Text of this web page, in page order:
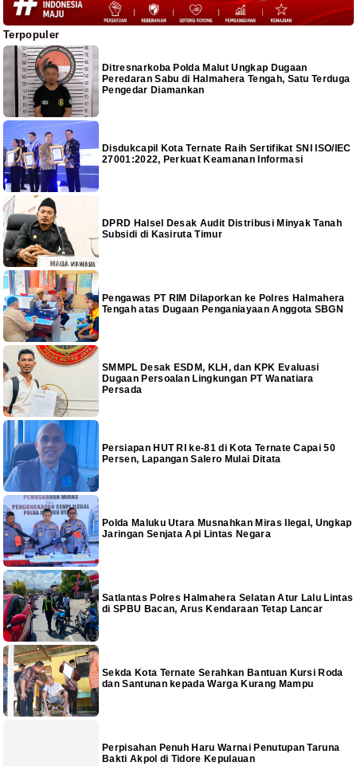
Terpopuler
Ditresnarkoba Polda Malut Ungkap Dugaan
Peredaran Sabu di Halmahera Tengah, Satu Terduga
Pengedar Diamankan
Disdukcapil Kota Ternate Raih Sertifikat SNI ISO/IEC
27001:2022, Perkuat Keamanan Informasi
DPRD Halsel Desak Audit Distribusi Minyak Tanah
Subsidi di Kasiruta Timur
Pengawas PT RIM Dilaporkan ke Polres Halmahera
Tengah atas Dugaan Penganiayaan Anggota SBGN
SMMPL Desak ESDM, KLH, dan KPK Evaluasi
Dugaan Persoalan Lingkungan PT Wanatiara
Persada
Persiapan HUT RI ke-81 di Kota Ternate Capai 50
Persen, Lapangan Salero Mulai Ditata
Polda Maluku Utara Musnahkan Miras Ilegal, Ungkap
Jaringan Senjata Api Lintas Negara
Satlantas Polres Halmahera Selatan Atur Lalu Lintas
di SPBU Bacan, Arus Kendaraan Tetap Lancar
Sekda Kota Ternate Serahkan Bantuan Kursi Roda
dan Santunan kepada Warga Kurang Mampu
Perpisahan Penuh Haru Warnai Penutupan Taruna
Bakti Akpol di Tidore Kepulauan